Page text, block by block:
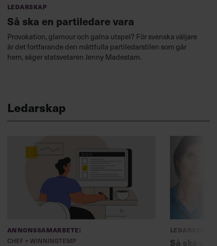
Ledarskap
Så ska en partiledare vara
Provokation, glamour och galna utspel? För svenska väljare
är det fortfarande den måttfulla partiledarstilen som går
hem, säger statsvetaren Jenny Madestam.
Ledarskap
Annonssamarbete:
Chef + Winningtemp
Ledarskap
Så ska en